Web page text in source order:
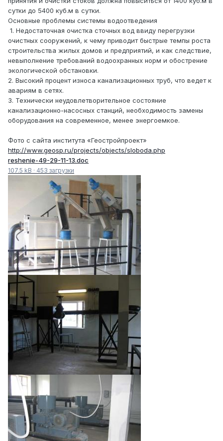
сутки до 5400 куб.м в сутки.
Основные проблемы системы водоотведения
1. Недостаточная очистка сточных вод ввиду перегрузки
очистных сооружений, к чему приводит быстрые темпы роста
строительства жилых домов и предприятий, и как следствие,
невыполнение требований водоохранных норм и обострение
экологической обстановки.
2. Высокий процент износа канализационных труб, что ведет к
авариям в сетях.
3. Технически неудовлетворительное состояние
канализационно-насосных станций, необходимость замены
оборудования на современное, менее энергоемкое.
Фото с сайта института «Геостройпроект»
http://www.geosp.ru/projects/objects/sloboda.php
reshenie-49-29-11-13.doc
107.5 kB · 453 загрузки